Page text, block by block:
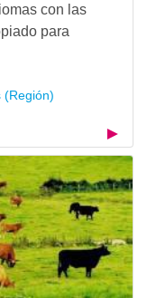
con las
para
(Región)